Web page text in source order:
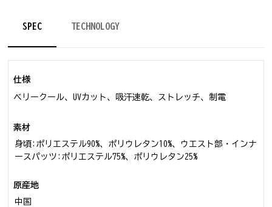
SPEC TECHNOLOGY
仕様
ベリークール、UVカット、吸汗速乾、ストレッチ、制電
素材
身頃:ポリエステル90%、ポリウレタン10%、ウエスト部・インナ
ースパッツ:ポリエステル75%、ポリウレタン25%
原産地
中国